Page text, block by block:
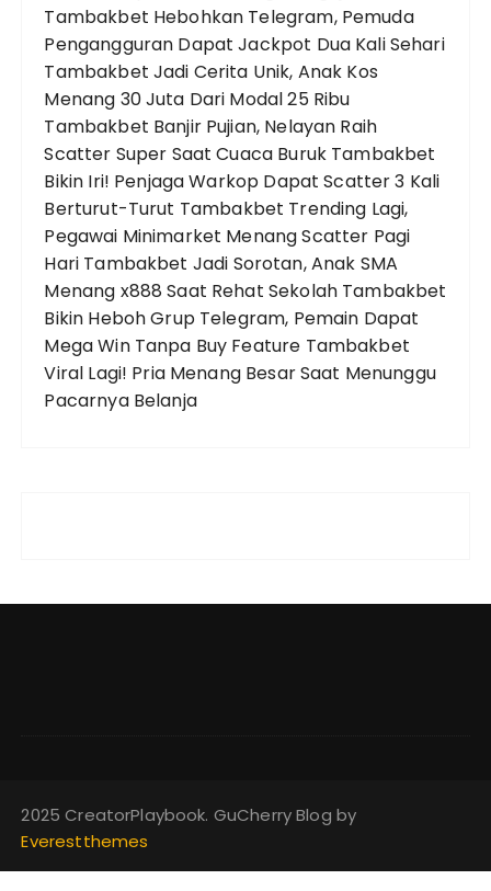
Tambakbet Hebohkan Telegram, Pemuda
Pengangguran Dapat Jackpot Dua Kali Sehari
Tambakbet Jadi Cerita Unik, Anak Kos
Menang 30 Juta Dari Modal 25 Ribu
Tambakbet Banjir Pujian, Nelayan Raih
Scatter Super Saat Cuaca Buruk Tambakbet
Bikin Iri! Penjaga Warkop Dapat Scatter 3 Kali
Berturut-Turut Tambakbet Trending Lagi,
Pegawai Minimarket Menang Scatter Pagi
Hari Tambakbet Jadi Sorotan, Anak SMA
Menang x888 Saat Rehat Sekolah Tambakbet
Bikin Heboh Grup Telegram, Pemain Dapat
Mega Win Tanpa Buy Feature Tambakbet
Viral Lagi! Pria Menang Besar Saat Menunggu
Pacarnya Belanja
2025 CreatorPlaybook. GuCherry Blog by
Everestthemes